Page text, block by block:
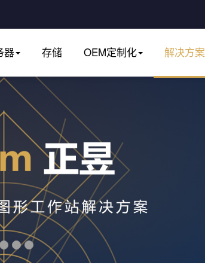
器 存储 OEM定制化 解决方案